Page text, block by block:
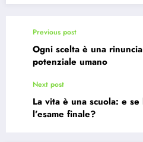
Previous post
Ogni scelta è una
potenziale umano
Next post
La vita è una scuola: e
l’esame finale?